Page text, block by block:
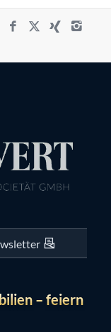
– feiern